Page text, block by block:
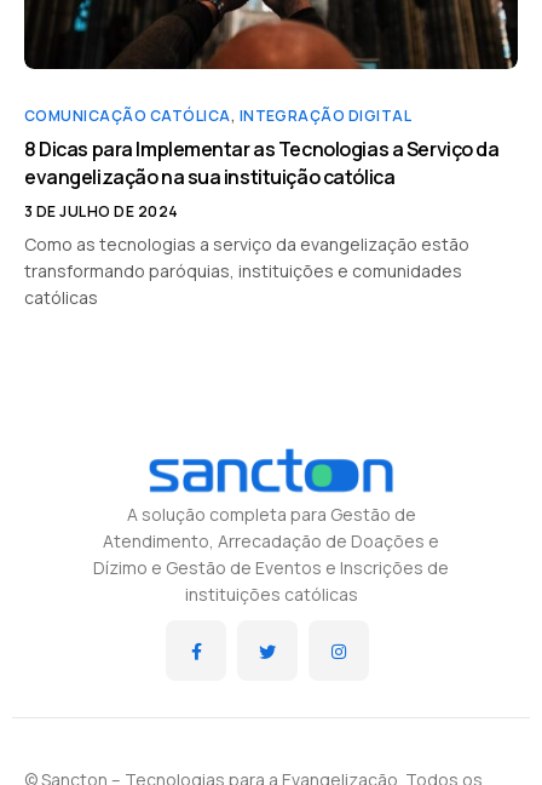
COMUNICAÇÃO CATÓLICA, INTEGRAÇÃO DIGITAL
8 Dicas para Implementar as Tecnologias a Serviço da
evangelização na sua instituição católica
3 DE JULHO DE 2024
Como as tecnologias a serviço da evangelização estão
transformando paróquias, instituições e comunidades
católicas
A solução completa para Gestão de
Atendimento, Arrecadação de Doações e
Dízimo e Gestão de Eventos e Inscrições de
instituições católicas
© Sancton – Tecnologias para a Evangelização. Todos os